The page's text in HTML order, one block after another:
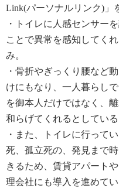
Link(パーソナルリンク) 」
・トイレに人感センサーを
ことで異常を感知してく
み。
・骨折やぎっ くり腰など
けにもなり、一人暮らし
を御本人 だけではなく、
和らげてくれるとしている
・また、トイレに行って
死、孤立死の、発見まで
きるため、 賃貸アパート
理会社にも導入を進めてい